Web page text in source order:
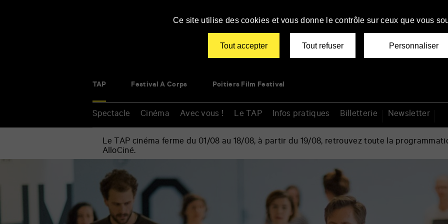
TAP Festival À Corps Poitiers Film Festival
Spectacle Cinéma Avec vous ! Le TAP Infos pratiques Billetterie Newsletter
Le TAP cinéma ferme du 01/08 au 18/08, à partir du 19/08, retrouvez toute la
AlloCiné.
Renseigner
vos
mots
Ce site utilise des cookies et vous donne le contrôle sur ceux que vous
Tout accepter Tout refuser Personnaliser